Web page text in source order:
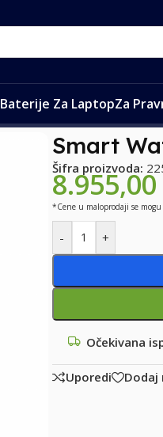
Baterije Za LaptopZa
Smart
Šifra proizvoda:
8.955,00
*Cene u maloprodaji se
- +
Očekivana
Uporedi Dodaj